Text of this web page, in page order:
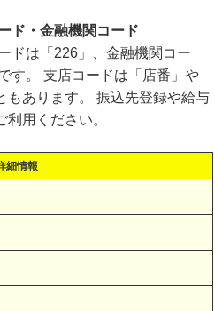
ド・金融機関コード
ドは「226」、金融機関コー
す。 支店コードは「店番」や
もあります。 振込先登録や給与
用ください。
細情報